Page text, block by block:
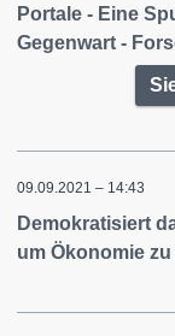
Portale - Eine
Gegenwart -
09.09.2021 – 14:43
Demokratisiert
um Ökonomie